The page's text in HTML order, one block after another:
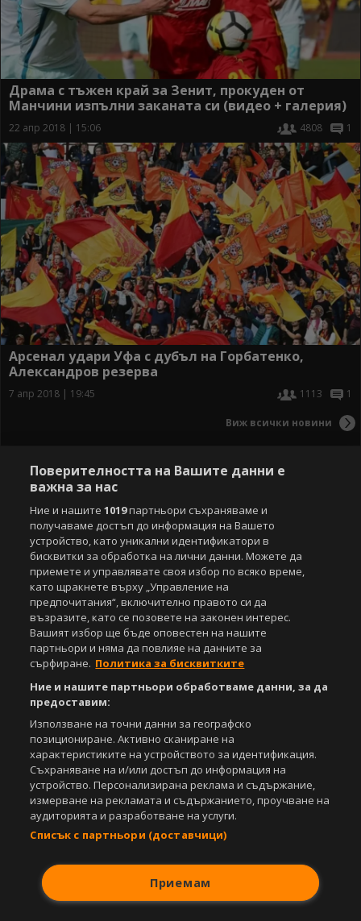
Драма с тъжен край за Зенит, прокуден от
Манчини изпълни заканата си (видео + галерия)
22 апр 2018 | 15:06 4808 1
Арсенал удари Уфа с дубъл на Горбатенко,
Александров резерва
7 апр 2018 | 19:45 1113 1
Виж всички новини
Поверителността на Вашите данни е
важна за нас
Ние и нашите1019партньори съхраняваме и
получаваме достъп до информация на Вашето
устройство, като уникални идентификатори в
бисквитки за обработка на лични данни. Можете да
приемете и управлявате своя избор по всяко време,
като щракнете върху „Управление на
предпочитания“, включително правото си да
възразите, като се позовете на законен интерес.
Вашият избор ще бъде оповестен на нашите
партньори и няма да повлияе на данните за
сърфиране. Политика за бисквитките
Ние и нашите партньори обработваме данни, за да
предоставим:
Използване на точни данни за географско
позициониране. Активно сканиране на
характеристиките на устройството за идентификация.
Съхраняване на и/или достъп до информация на
устройство. Персонализирана реклама и съдържание,
измерване на рекламата и съдържанието, проучване на
аудиторията и разработване на услуги.
Списък с партньори (доставчици)
Приемам